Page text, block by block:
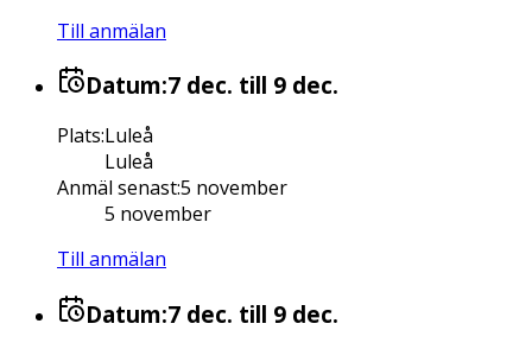
Till anmälan
Datum:7 dec. till 9 dec.
Plats:Luleå
Luleå
Anmäl senast:5 november
5 november
Till anmälan
Datum:7 dec. till 9 dec.